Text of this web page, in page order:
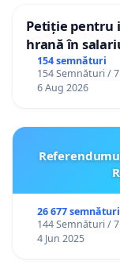
Petiție pentru
hrană în
gradațiilor de
personali
154 semnături
154 Semnături /
6 Aug 2026
26 677 semnături
144 Semnături /
4 Jun 2025